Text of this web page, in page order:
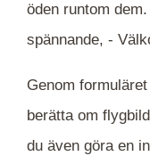
öden runtom
spännande, -
Genom
berätta om
du även göra en